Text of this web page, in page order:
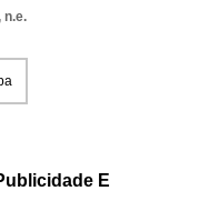
n.e.
E